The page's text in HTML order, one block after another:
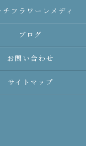
チフラワーレメディ
ブログ
お問い合わせ
サイトマップ